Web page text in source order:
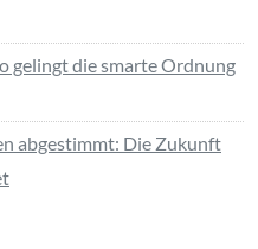
gelingt die smarte Ordnung
abgestimmt: Die Zukunft